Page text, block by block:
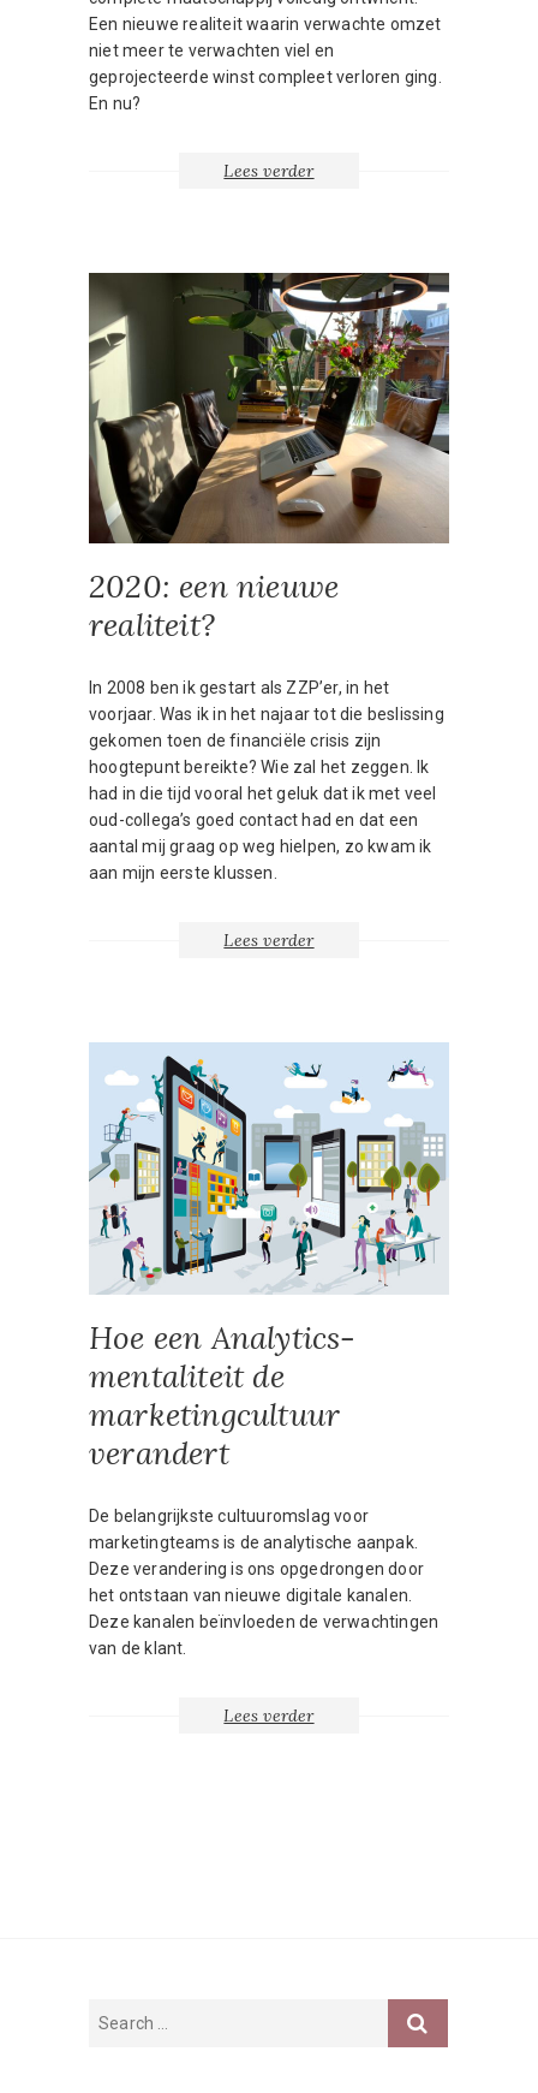
Een nieuwe realiteit waarin verwachte omzet
niet meer te verwachten viel en
geprojecteerde winst compleet verloren ging.
En nu?
Lees verder
2020: een nieuwe
realiteit?
In 2008 ben ik gestart als ZZP’er, in het
voorjaar. Was ik in het najaar tot die beslissing
gekomen toen de financiële crisis zijn
hoogtepunt bereikte? Wie zal het zeggen. Ik
had in die tijd vooral het geluk dat ik met veel
oud-collega’s goed contact had en dat een
aantal mij graag op weg hielpen, zo kwam ik
aan mijn eerste klussen.
Lees verder
Hoe een Analytics-
mentaliteit de
marketingcultuur
verandert
De belangrijkste cultuuromslag voor
marketingteams is de analytische aanpak.
Deze verandering is ons opgedrongen door
het ontstaan van nieuwe digitale kanalen.
Deze kanalen beïnvloeden de verwachtingen
van de klant.
Lees verder